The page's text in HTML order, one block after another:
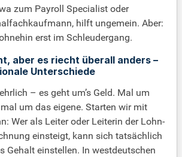
zum Payroll Specialist oder
hilft ungemein. Aber:
erst im Schleudergang.
aber es riecht überall anders –
Unterschiede
– es geht um’s Geld. Mal um
um das eigene. Starten wir mit
Wer als Leiter oder Leiterin der Lohn-
einsteigt, kann sich tatsächlich
Gehalt einstellen. In westdeutschen